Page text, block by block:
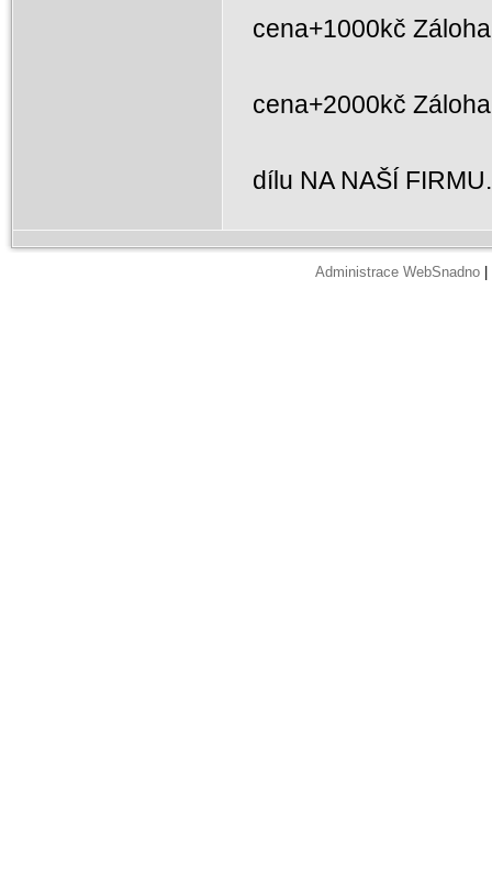
cena+1000kč
cena+2000kč
dílu NA NAŠÍ
Administrace WebSnadno|